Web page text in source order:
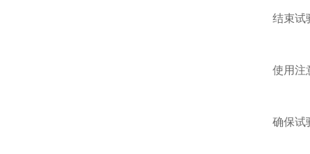
结束试验
使用注
确保试验